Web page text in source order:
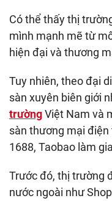
Có thể thấy thị
mình mạnh mẽ từ
hiện đại và thương
Tuy nhiên, theo đại
sàn xuyên biên giới
trườngViệt Nam và
sàn thương mại điện
1688, Taobao làm
Trước đó, thị trường
nước ngoài như